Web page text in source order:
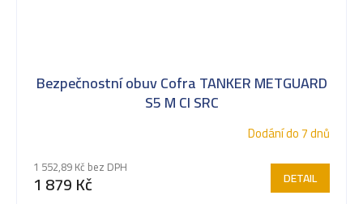
Bezpečnostní obuv Cofra TANKER METGUARD
S5 M CI SRC
Dodání do 7 dnů
1 552,89 Kč bez DPH
1 879 Kč DETAIL